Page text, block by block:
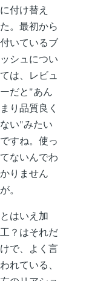
に付け替え
た。最初から
付いているブ
ッシュについ
ては、レビュ
ーだと"あん
まり品質良く
ない"みたい
ですね。使っ
てないんでわ
かりません
が。
とはいえ加
工？はそれだ
けで、よく言
われている、